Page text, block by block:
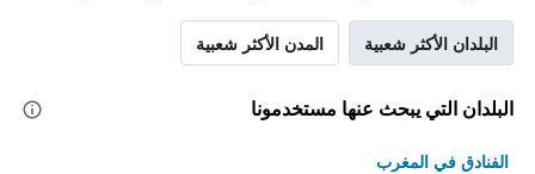
البلدان الأكثر شعبية المدن الأكثر شعبية
البلدان التي يبحث عنها مستخدمونا
الفنادق في المغرب